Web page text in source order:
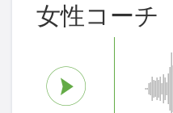
女性コーチ